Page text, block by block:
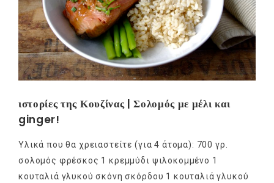
ιστορίες της Κουζίνας | Σολομός με μέλι και
ginger!
Υλικά που θα χρειαστείτε (για 4 άτομα): 700 γρ.
σολομός φρέσκος 1 κρεμμύδι ψιλοκομμένο 1
κουταλιά γλυκού σκόνη σκόρδου 1 κουταλιά γλυκού